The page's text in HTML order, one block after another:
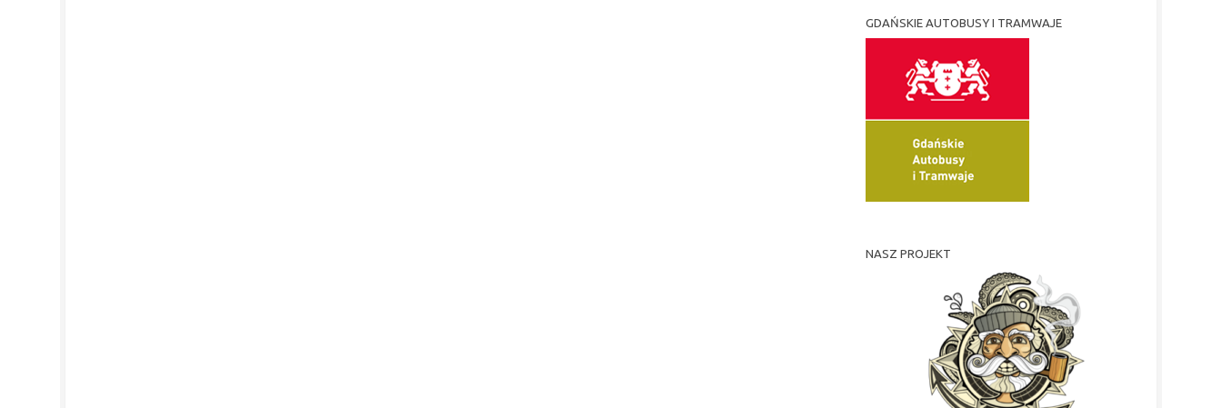
GDAŃSKIE AUTOBUSY I TRAMWAJE
NASZ PROJEKT